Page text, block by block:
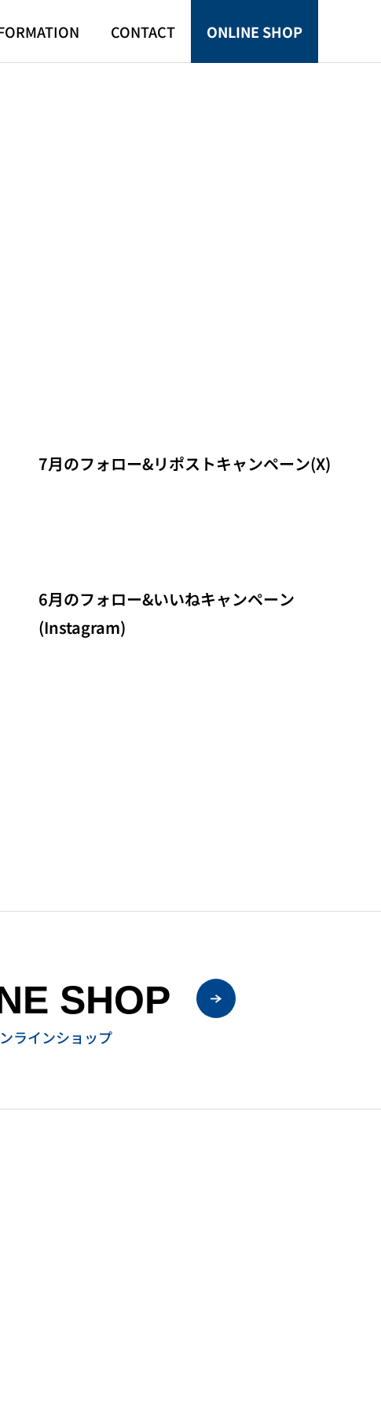
CONTACT ONLINE SHOP
7月のフォロー&リポストキャンペーン(X)
6月のフォロー&いいねキャンペーン
(Instagram)
SHOP
ラインショップ